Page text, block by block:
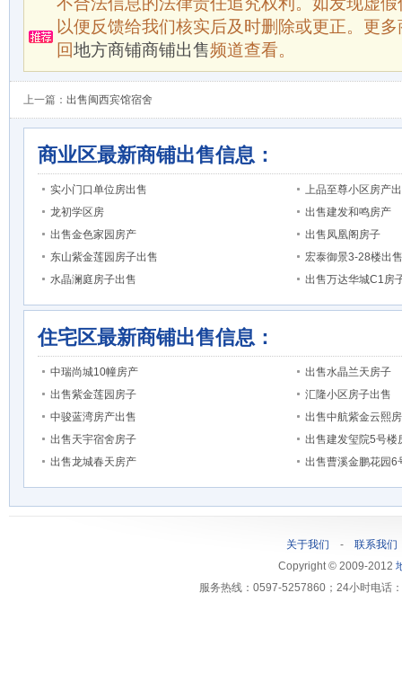
以便反馈给我们核实后及时删除或更正。更
回地方商铺商铺出售频道查看。
上一篇： 出售闽西宾馆宿舍
商业区最新商铺出售信息：
实小门口单位房出售
上品至尊小区房产
龙初学区房
出售建发和鸣房产
出售金色家园房产
出售凤凰阁房子
东山紫金莲园房子出售
宏泰御景3-28楼出售
水晶澜庭房子出售
出售万达华城C1房
住宅区最新商铺出售信息：
中瑞尚城10幢房产
出售水晶兰天房子
出售紫金莲园房子
汇隆小区房子出售
中骏蓝湾房产出售
出售中航紫金云熙
出售天宇宿舍房子
出售建发玺院5号楼
出售龙城春天房产
出售曹溪金鹏花园6
关于我们 - 联系我们
Copyright © 2009-2012
服务热线：0597-5257860；24小时电